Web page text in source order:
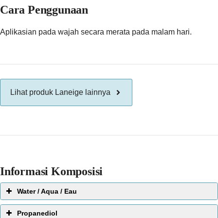
Cara Penggunaan
Aplikasian pada wajah secara merata pada malam hari.
Lihat produk Laneige lainnya
Informasi Komposisi
Water / Aqua / Eau
EWG Score:
Propanediol